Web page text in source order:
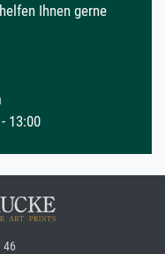
Ihnen gerne
13:00
46